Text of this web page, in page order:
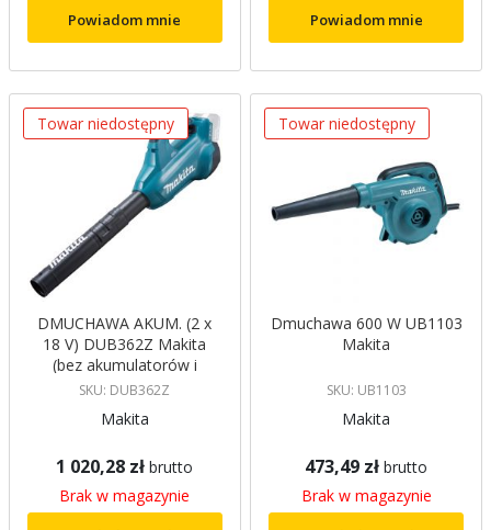
Powiadom mnie Powiadom mnie
Towar niedostępny
DMUCHAWA AKUM. (2 x
18 V) DUB362Z Makita
(bez akumulatorów i
ładowarki)
SKU: DUB362Z
Makita
1 020,28 zł brutto
Brak w magazynie
Towar niedostępny
Dmuchawa 600 W UB1103
Makita
SKU: UB1103
Makita
473,49 zł brutto
Brak w magazynie